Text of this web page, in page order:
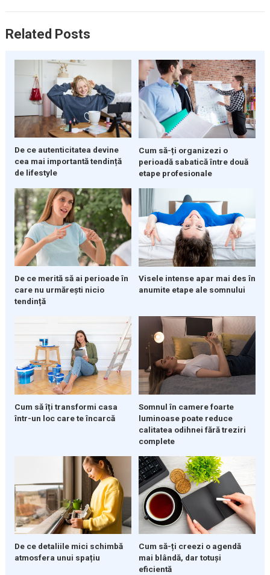
Related Posts
De ce autenticitatea devine
cea mai importantă tendință
de lifestyle
Cum să-ți organizezi o
perioadă sabatică între două
etape profesionale
De ce merită să ai perioade în
care nu urmărești nicio
tendință
Visele intense apar mai des în
anumite etape ale somnului
Cum să îți transformi casa
într-un loc care te încarcă
Somnul în camere foarte
luminoase poate reduce
calitatea odihnei fără treziri
complete
De ce detaliile mici schimbă
atmosfera unui spațiu
Cum să-ți creezi o agendă
mai blândă, dar totuși
eficientă